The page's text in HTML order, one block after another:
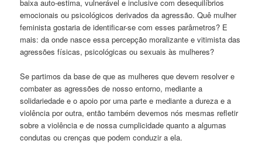
baixa auto-estima, vulnerável e inclusive com desequilíbrios
emocionais ou psicológicos derivados da agressão. Quê mulher
feminista gostaria de identificar-se com esses parâmetros? E
mais: da onde nasce essa percepção moralizante e vitimista das
agressões físicas, psicológicas ou sexuais às mulheres?
Se partimos da base de que as mulheres que devem resolver e
combater as agressões de nosso entorno, mediante a
solidariedade e o apoio por uma parte e mediante a dureza e a
violência por outra, então também devemos nós mesmas refletir
sobre a violência e de nossa cumplicidade quanto a algumas
condutas ou crenças que podem conduzir a ela.